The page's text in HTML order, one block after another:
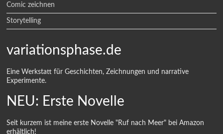
Comic zeichnen
Storytelling
variationsphase.de
Eine Werkstatt für Geschichten, Zeichnungen und narrative
Experimente.
NEU: Erste Novelle
Seit kurzem ist meine erste Novelle "Ruf nach Meer" bei Amazon
erhältlich!